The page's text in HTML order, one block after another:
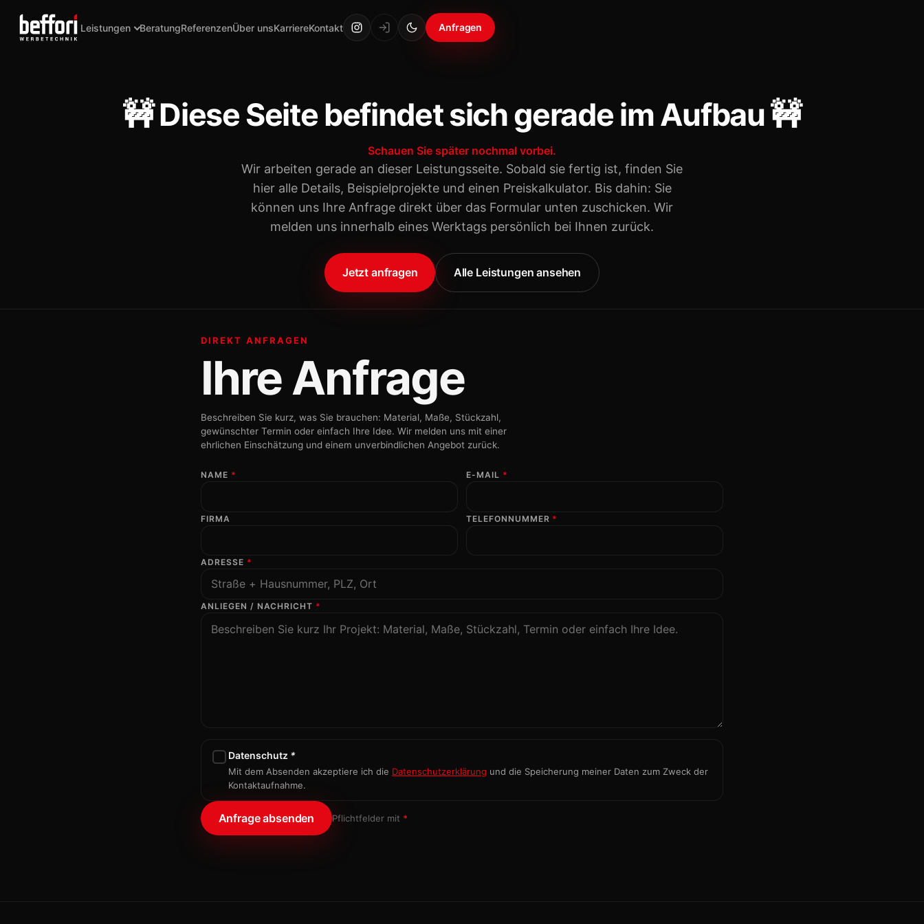
Leistungen BeratungReferenzenÜber unsKarriereKontakt Anfragen
🚧 Diese Seite befindet sich gerade im Aufbau 🚧
Schauen Sie später nochmal vorbei.
Wir arbeiten gerade an dieser Leistungsseite. Sobald sie fertig ist, finden Sie
hier alle Details, Beispielprojekte und einen Preiskalkulator. Bis dahin: Sie
können uns Ihre Anfrage direkt über das Formular unten zuschicken. Wir
melden uns innerhalb eines Werktags persönlich bei Ihnen zurück.
Jetzt anfragen Alle Leistungen ansehen
DIREKT ANFRAGEN
Ihre Anfrage
Beschreiben Sie kurz, was Sie brauchen: Material, Maße, Stückzahl,
gewünschter Termin oder einfach Ihre Idee. Wir melden uns mit einer
ehrlichen Einschätzung und einem unverbindlichen Angebot zurück.
NAME * E-MAIL *
FIRMA TELEFONNUMMER *
ADRESSE *
ANLIEGEN / NACHRICHT *
Datenschutz *
Mit dem Absenden akzeptiere ich die Datenschutzerklärung und die Speicherung meiner Daten zum Zweck der
Kontaktaufnahme.
Anfrage absenden Pflichtfelder mit *